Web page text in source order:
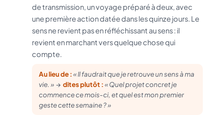
de transmission, un voyage préparé à deux, avec
une première action datée dans les quinze jours. Le
sens ne revient pas en réfléchissant au sens : il
revient en marchant vers quelque chose qui
compte.
Au lieu de :« Il faudrait que je retrouve un sens à ma
vie. »→ dites plutôt :« Quel projet concret je
commence ce mois-ci, et quel est mon premier
geste cette semaine ? »